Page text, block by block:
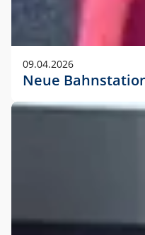
09.04.2026
Neue